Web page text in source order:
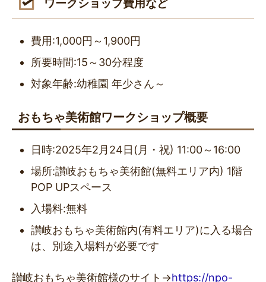
ワークショップ費用など
費用:1,000円～1,900円
所要時間:15～30分程度
対象年齢:幼稚園 年少さん～
おもちゃ美術館ワークショップ概要
日時:2025年2月24日(月・祝) 11:00～16:00
場所:讃岐おもちゃ美術館(無料エリア内) 1階
POP UPスペース
入場料:無料
讃岐おもちゃ美術館内(有料エリア)に入る場合
は、別途入場料が必要です
讃岐おもちゃ美術館様のサイト→https://npo-